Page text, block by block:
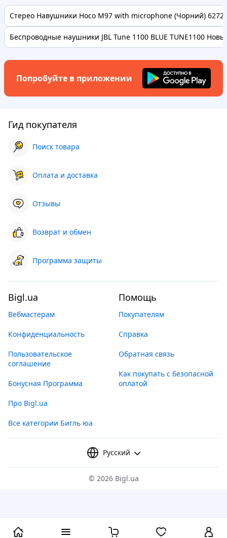
Стерео Навушники Hoco M97 with microphone (Чорний)
Беспроводные наушники JBL Tune 1100 BLUE TUNE1100
Попробуйте в приложении
Гид покупателя
Поиск товара
Оплата и доставка
Отзывы
Возврат и обмен
Программа защиты
Bigl.ua
Вебмастерам
Конфиденциальность
Пользовательское
соглашение
Бонусная Программа
Про Bigl.ua
Все категории Бигль юа
Помощь
Покупателям
Справка
Обратная связь
Как покупать с безопасной
оплатой
Русский
© 2026 Bigl.ua